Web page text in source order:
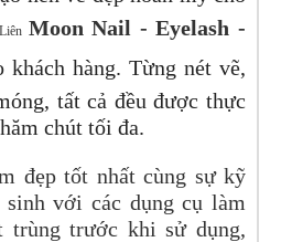
Liên Moon Nail - Eyelash -
khách hàng. Từng nét vẽ,
tất cả đều được thực
chút tối đa.
đẹp tốt nhất cùng sự kỹ
với các dụng cụ làm
trùng trước khi sử dụng,